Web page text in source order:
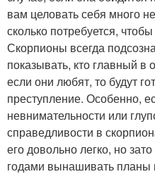
вам целовать себя много
сколько потребуется,
Скорпионы всегда
показывать, кто главный
если они любят, то будут
преступление. Особенно,
невнимательности или
справедливости в
его довольно легко, но
годами вынашивать планы